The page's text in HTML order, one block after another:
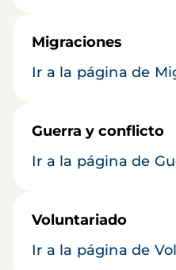
Migraciones
Ir a la página de
Guerra y conflicto
Ir a la página de
Voluntariado
Ir a la página de